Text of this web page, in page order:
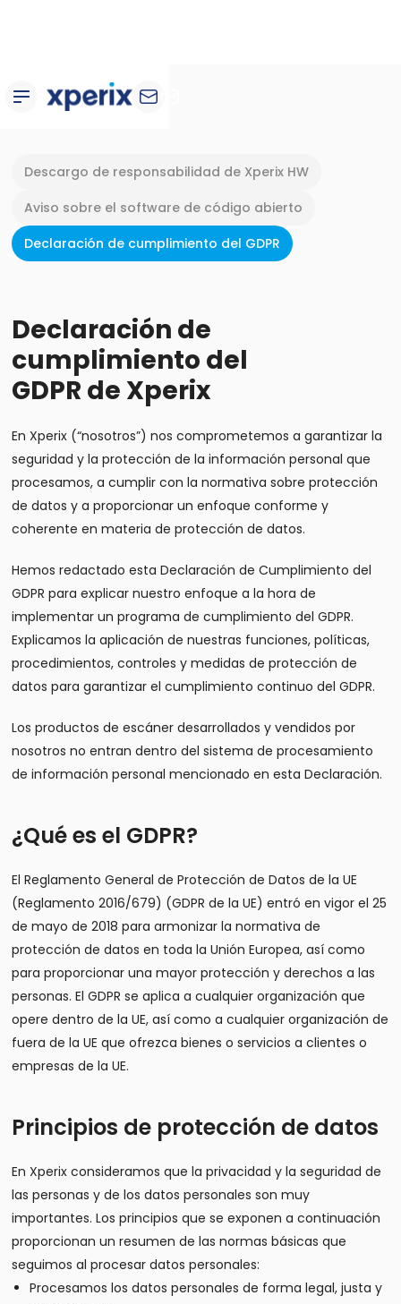
Descargo de responsabilidad de Xperix HW
Aviso sobre el software de código abierto
Declaración de cumplimiento del GDPR
Declaración de
cumplimiento del
GDPR de Xperix
En Xperix (“nosotros”) nos comprometemos a garantizar la
seguridad y la protección de la información personal que
procesamos, a cumplir con la normativa sobre protección
de datos y a proporcionar un enfoque conforme y
coherente en materia de protección de datos.
Hemos redactado esta Declaración de Cumplimiento del
GDPR para explicar nuestro enfoque a la hora de
implementar un programa de cumplimiento del GDPR.
Explicamos la aplicación de nuestras funciones, políticas,
procedimientos, controles y medidas de protección de
datos para garantizar el cumplimiento continuo del GDPR.
Los productos de escáner desarrollados y vendidos por
nosotros no entran dentro del sistema de procesamiento
de información personal mencionado en esta Declaración.
¿Qué es el GDPR?
El Reglamento General de Protección de Datos de la UE
(Reglamento 2016/679) (GDPR de la UE) entró en vigor el 25
de mayo de 2018 para armonizar la normativa de
protección de datos en toda la Unión Europea, así como
para proporcionar una mayor protección y derechos a las
personas. El GDPR se aplica a cualquier organización que
opere dentro de la UE, así como a cualquier organización de
fuera de la UE que ofrezca bienes o servicios a clientes o
empresas de la UE.
Principios de protección de datos
En Xperix consideramos que la privacidad y la seguridad de
las personas y de los datos personales son muy
importantes. Los principios que se exponen a continuación
proporcionan un resumen de las normas básicas que
seguimos al procesar datos personales:
Procesamos los datos personales de forma legal, justa y